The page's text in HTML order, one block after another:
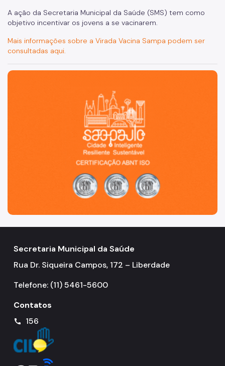
Gestão de Pessoas
Gestão Participativa
Hospital do Servidor Público Municipal
Atas de Registro de Preços
Editais / Consulta Pública
Manuais de Identidade Visual
Vigilância em Saúde
A ação da Secretaria Municipal da Saúde (SMS) tem como
objetivo incentivar os jovens a se vacinarem.
Mais informações sobre a Virada Vacina Sampa podem ser
consultadas aqui.
São Paulo, cidade inteligente, resiliente e sustentável
Secretaria Municipal da Saúde
Rua Dr. Siqueira Campos, 172 – Liberdade
Telefone: (11) 5461-5600
Contatos
call 156